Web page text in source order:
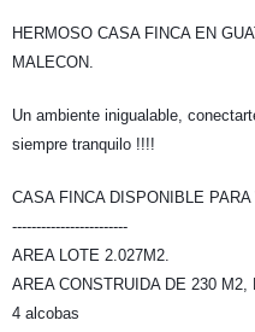
HERMOSO CASA FINCA EN
MALECON.
Un ambiente inigualable,
siempre tranquilo !!!!
CASA FINCA DISPONIBLE PARA
------------------------
AREA LOTE 2.027M2.
AREA CONSTRUIDA DE 230 M2,
4 alcobas